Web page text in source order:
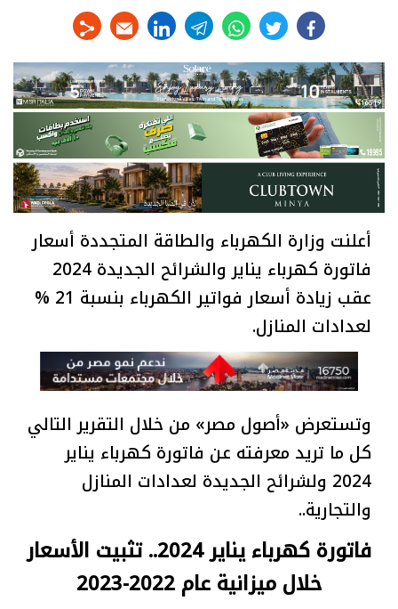
facebook
twitter
whats
telegram
linkedin
أعلنت وزارة الكهرباء والطاقة المتجددة أسعار
فاتورة كهرباء يناير والشرائح الجديدة 2024
عقب زيادة أسعار فواتير الكهرباء بنسبة 21 %
لعدادات المنازل.
وتستعرض «أصول مصر» من خلال التقرير التالي
كل ما تريد معرفته عن فاتورة كهرباء يناير
2024 ولشرائح الجديدة لعدادات المنازل
والتجارية..
فاتورة كهرباء يناير 2024.. تثبيت الأسعار
خلال ميزانية عام 2022-2023